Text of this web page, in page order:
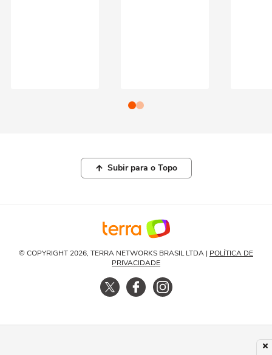
Subir para o Topo
© COPYRIGHT 2026, TERRA NETWORKS BRASIL LTDA | POLÍTICA DE
PRIVACIDADE